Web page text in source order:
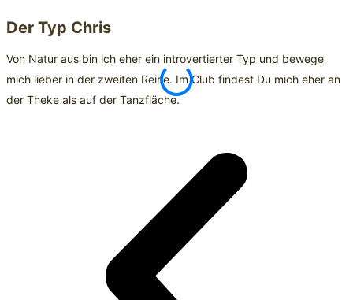
Der Typ Chris
Von Natur aus bin ich eher ein introvertierter Typ und bewege
mich lieber in der zweiten Reihe. Im Club findest Du mich eher an
der Theke als auf der Tanzfläche.